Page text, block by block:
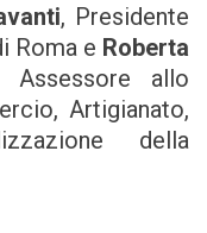
, Presidente
Roma e Roberta
allo
Artigianato,
della